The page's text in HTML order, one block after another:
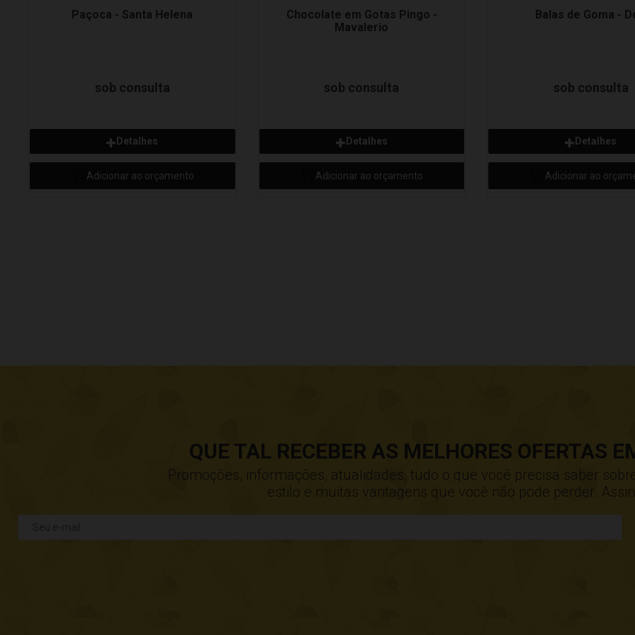
Paçoca - Santa Helena
sob consulta
Detalhes
Adicionar ao orçamento
Chocolate em Gotas Pingo -
Mavalerio
sob consulta
Detalhes
Adicionar ao orçamento
Balas de Goma -
sob consulta
Detalhes
Adicionar ao
QUE TAL RECEBER AS MELHORES OFERTAS
Promoções, informações, atualidades, tudo o que você precisa saber
estilo e muitas vantagens que você não pode perder.